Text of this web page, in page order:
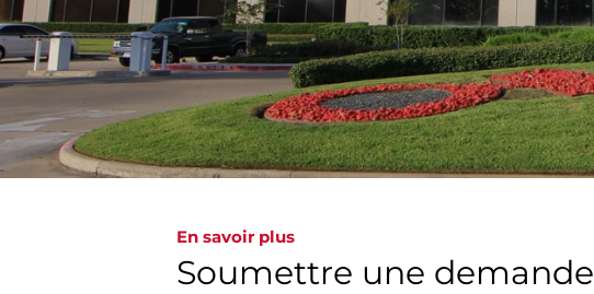
En savoir plus
Soumettre une demande